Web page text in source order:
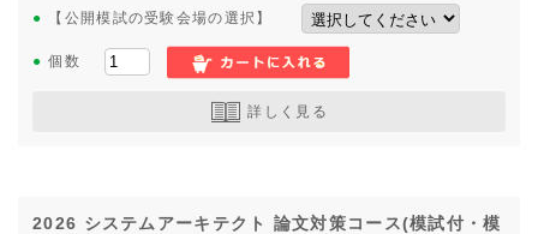
● 【公開模試の受験会場の選択】
● 個数
詳しく見る
2026 システムアーキテクト 論文対策コース(模試付・模